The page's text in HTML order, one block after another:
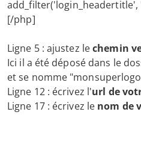
add_filter('login_headertitle',
[/php]
Ligne 5 : ajustez lechemin
Ici il a été déposé dans le
et se nomme
Ligne 12 : écrivez l'url de
Ligne 17 : écrivez le nom de